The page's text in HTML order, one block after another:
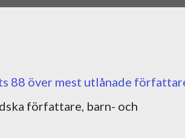
88 över mest utlånade
författare, barn- och